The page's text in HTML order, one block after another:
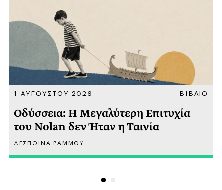
1 ΑΥΓΟΥΣΤΟΥ 2026 ΒΙΒΛΙΟ
Οδύσσεια: Η Μεγαλύτερη Επιτυχία
του Nolan δεν Ήταν η Ταινία
ΔΕΣΠΟΙΝΑ ΡΑΜΜΟΥ